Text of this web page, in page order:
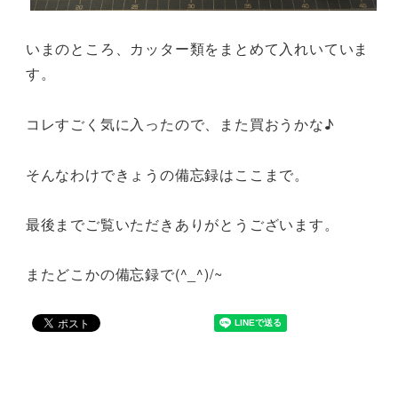
いまのところ、カッター類をまとめて入れいていま
す。
コレすごく気に入ったので、また買おうかな♪
そんなわけできょうの備忘録はここまで。
最後までご覧いただきありがとうございます。
またどこかの備忘録で(^_^)/~